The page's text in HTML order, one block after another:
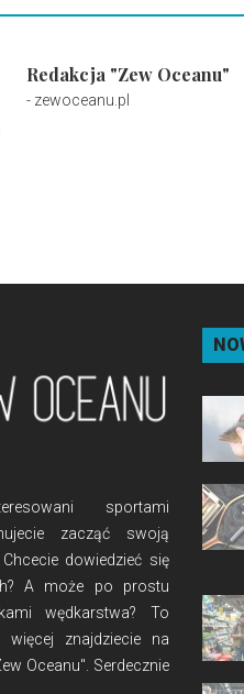
Redakcja "Zew Oceanu"
- zewoceanu.pl
sportami
zacząć swoją
dowiedzieć się
A może po prostu
wędkarstwa? To
znajdziecie na
Oceanu". Serdecznie